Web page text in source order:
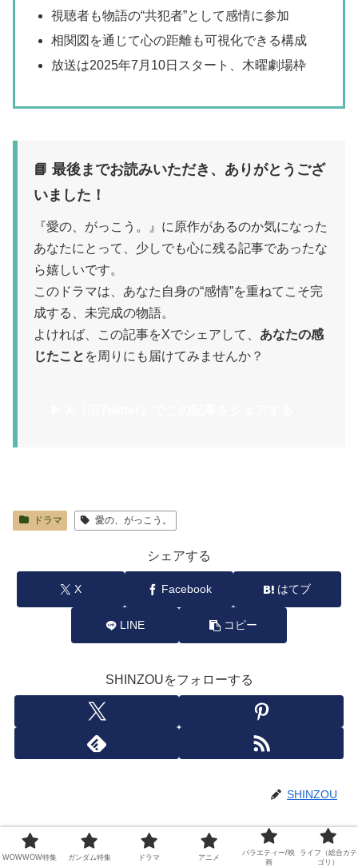
視聴者も物語の“共犯者”として感情に参加
相関図を通じて心の距離も可視化できる構成
放送は2025年7月10日スタート、木曜劇場枠
📘 最後までお読みいただき、ありがとうござ
いました！
『愛の、がっこう。』に原作があるのか気になった
あなたにとって、少しでも心に残る記事であったな
ら嬉しいです。
このドラマは、あなた自身の“感情”を重ねてこそ完
成する、未完成の物語。
よければ、この記事をXでシェアして、 あなたの感
じたこと を周りにも届けてみませんか？
ドラマ 愛の、がっこう。
シェアする
X Facebook はてブ
LINE コピー
SHINZOUをフォローする
SHINZOU
関連記事
WOWWOW特集 ガンダム特集 ドラマ アニメ
バラエティー/映
画
ライフ（総合カテ
ゴリ）